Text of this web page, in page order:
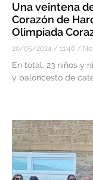
Una veintena
Corazón de
Olimpiada
20/05/2024 11:46
En total, 23 niños y
y baloncesto de